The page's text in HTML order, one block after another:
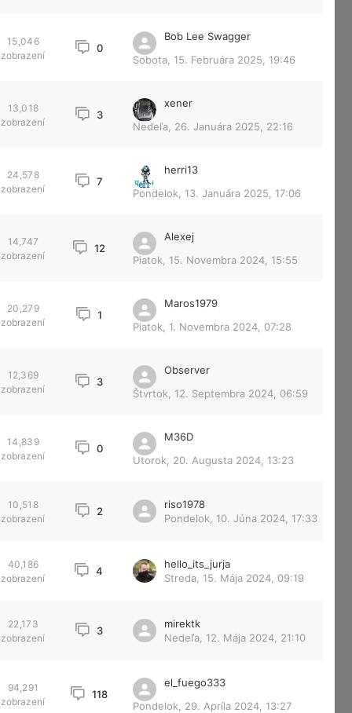
15,046
zobrazení
0
Bob Lee Swagger
Sobota, 15. Februára 2025, 19:46
13,018
zobrazení
3
xener
Nedeľa, 26. Januára 2025, 22:16
24,578
zobrazení
7
herri13
Pondelok, 13. Januára 2025, 17:06
14,747
zobrazení
12
Alexej
Piatok, 15. Novembra 2024, 15:55
20,279
zobrazení
1
Maros1979
Piatok, 1. Novembra 2024, 07:28
12,369
zobrazení
3
Observer
Štvrtok, 12. Septembra 2024, 06:59
14,839
zobrazení
0
M36D
Utorok, 20. Augusta 2024, 13:23
10,518
zobrazení
2
riso1978
Pondelok, 10. Júna 2024, 17:33
40,186
zobrazení
4
hello_its_jurja
Streda, 15. Mája 2024, 09:19
22,173
zobrazení
3
mirektk
Nedeľa, 12. Mája 2024, 21:10
94,291
zobrazení
118
el_fuego333
Pondelok, 29. Apríla 2024, 13:27